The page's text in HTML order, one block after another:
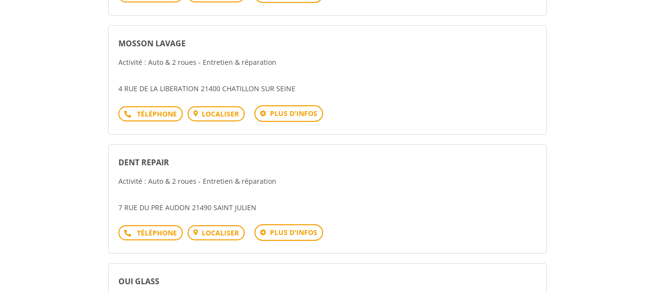
MOSSON LAVAGE
Activité : Auto & 2 roues - Entretien & réparation
4 RUE DE LA LIBERATION 21400 CHATILLON SUR SEINE
Téléphone LOCALISER PLUS D'INFOS
DENT REPAIR
Activité : Auto & 2 roues - Entretien & réparation
7 RUE DU PRE AUDON 21490 SAINT JULIEN
Téléphone LOCALISER PLUS D'INFOS
OUI GLASS